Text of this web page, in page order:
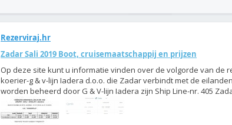
Rezerviraj.hr
Zadar Sali 2019 Boot, cruisemaatschappij en prijzen
Op deze site kunt u informatie vinden over de volgorde van de
koerier-g & v-lijn Iadera d.o.o. die Zadar verbindt met de
worden beheerd door G & V-lijn Iadera zijn Ship Line-nr. 405